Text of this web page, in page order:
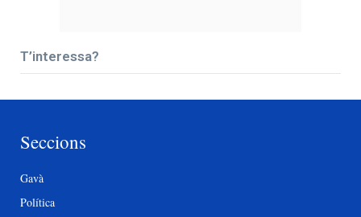
T’interessa?
Seccions
Gavà
Política